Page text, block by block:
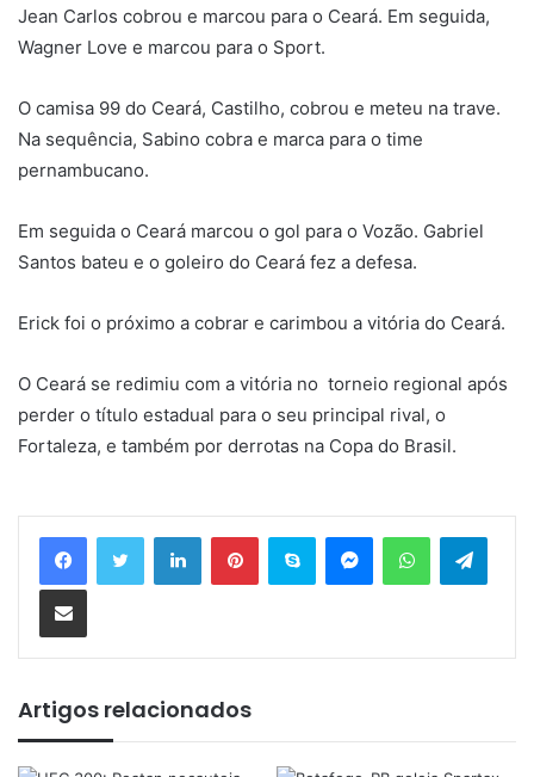
Jean Carlos cobrou e marcou para o Ceará. Em seguida,
Wagner Love e marcou para o Sport.
O camisa 99 do Ceará, Castilho, cobrou e meteu na trave.
Na sequência, Sabino cobra e marca para o time
pernambucano.
Em seguida o Ceará marcou o gol para o Vozão. Gabriel
Santos bateu e o goleiro do Ceará fez a defesa.
Erick foi o próximo a cobrar e carimbou a vitória do Ceará.
O Ceará se redimiu com a vitória no torneio regional após
perder o título estadual para o seu principal rival, o
Fortaleza, e também por derrotas na Copa do Brasil.
Artigos relacionados